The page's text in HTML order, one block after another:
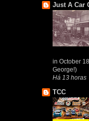
Just A Car
in October
George!)
Há 13 horas
TCC